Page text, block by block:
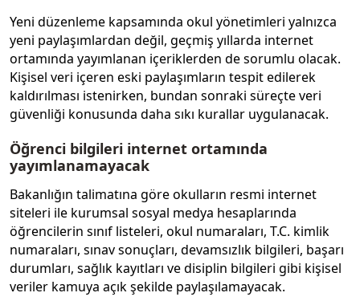
Yeni düzenleme kapsamında okul yönetimleri yalnızca
yeni paylaşımlardan değil, geçmiş yıllarda internet
ortamında yayımlanan içeriklerden de sorumlu olacak.
Kişisel veri içeren eski paylaşımların tespit edilerek
kaldırılması istenirken, bundan sonraki süreçte veri
güvenliği konusunda daha sıkı kurallar uygulanacak.
Öğrenci bilgileri internet ortamında
yayımlanamayacak
Bakanlığın talimatına göre okulların resmi internet
siteleri ile kurumsal sosyal medya hesaplarında
öğrencilerin sınıf listeleri, okul numaraları, T.C. kimlik
numaraları, sınav sonuçları, devamsızlık bilgileri, başarı
durumları, sağlık kayıtları ve disiplin bilgileri gibi kişisel
veriler kamuya açık şekilde paylaşılamayacak.